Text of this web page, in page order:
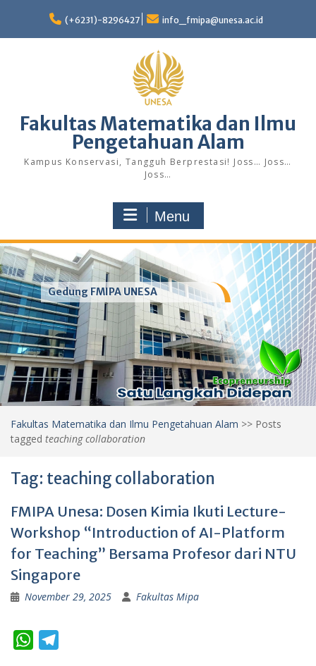
content
(+6231)-8296427 info_fmipa@unesa.ac.id
Fakultas Matematika dan Ilmu
Pengetahuan Alam
Kampus Konservasi, Tangguh Berprestasi! Joss… Joss…
Joss…
Menu
Gedung FMIPA UNESA
Fakultas Matematika dan Ilmu Pengetahuan Alam >> Posts
tagged teaching collaboration
Tag: teaching collaboration
FMIPA Unesa: Dosen Kimia Ikuti Lecture-
Workshop “Introduction of AI-Platform
for Teaching” Bersama Profesor dari NTU
Singapore
November 29, 2025 Fakultas Mipa
W